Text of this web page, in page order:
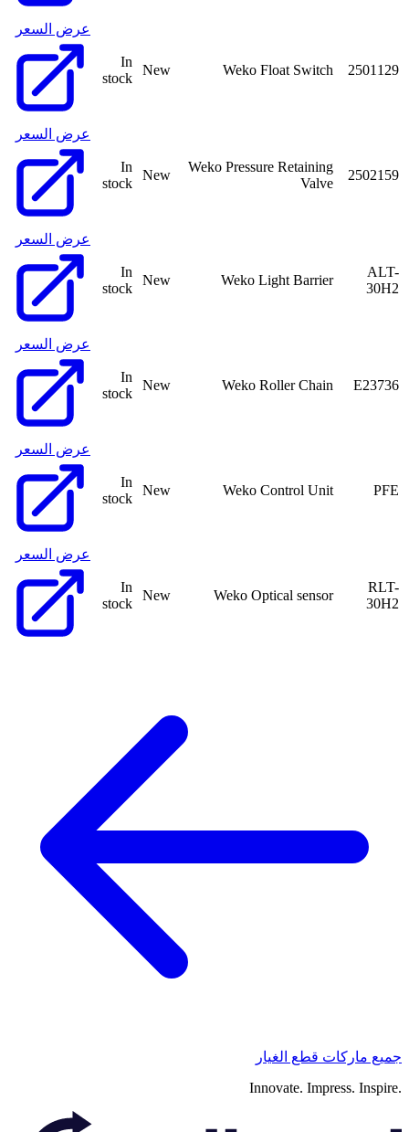
2501129
Weko Float Switch
New
In
stock
عرض السعر
2502159
Weko Pressure Retaining
Valve
New
In
stock
عرض السعر
ALT-
30H2
Weko Light Barrier
New
In
stock
عرض السعر
E23736
Weko Roller Chain
New
In
stock
عرض السعر
PFE
Weko Control Unit
New
In
stock
عرض السعر
RLT-
30H2
Weko Optical sensor
New
In
stock
عرض السعر
جميع ماركات قطع الغيار
Innovate. Impress. Inspire.